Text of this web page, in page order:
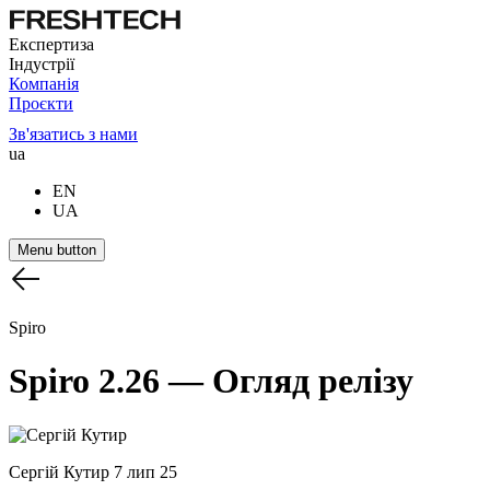
Експертиза
Індустрії
Компанія
Проєкти
Зв'язатись з нами
ua
EN
UA
Menu button
Spiro
Spiro 2.26— Огляд релізу
Сергій Кутир 7 лип 25